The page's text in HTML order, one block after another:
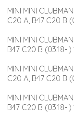
MINI MINI
C20 A, B47 C20 B
MINI MINI
B47 C20 B (03.18-.)
MINI MINI
C20 A, B47 C20 B
MINI MINI
B47 C20 B (03.18-.)